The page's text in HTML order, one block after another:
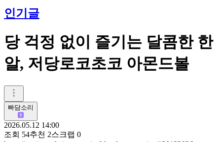
인기글
당 걱정 없이 즐기는 달콤한 한
알, 저당로코초코 아몬드볼
빠담소리
2026.05.12 14:00
조회 54추천 2스크랩 0